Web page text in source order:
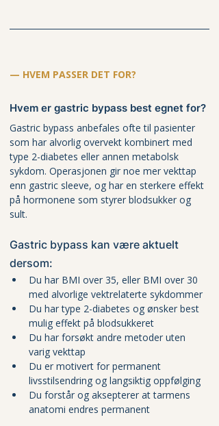
— HVEM PASSER DET FOR?
Hvem er gastric bypass best egnet for?
Gastric bypass anbefales ofte til pasienter
som har alvorlig overvekt kombinert med
type 2-diabetes eller annen metabolsk
sykdom. Operasjonen gir noe mer vekttap
enn gastric sleeve, og har en sterkere effekt
på hormonene som styrer blodsukker og
sult.
Gastric bypass kan være aktuelt
dersom:
Du har BMI over 35, eller BMI over 30
med alvorlige vektrelaterte sykdommer
Du har type 2-diabetes og ønsker best
mulig effekt på blodsukkeret
Du har forsøkt andre metoder uten
varig vekttap
Du er motivert for permanent
livsstilsendring og langsiktig oppfølging
Du forstår og aksepterer at tarmens
anatomi endres permanent